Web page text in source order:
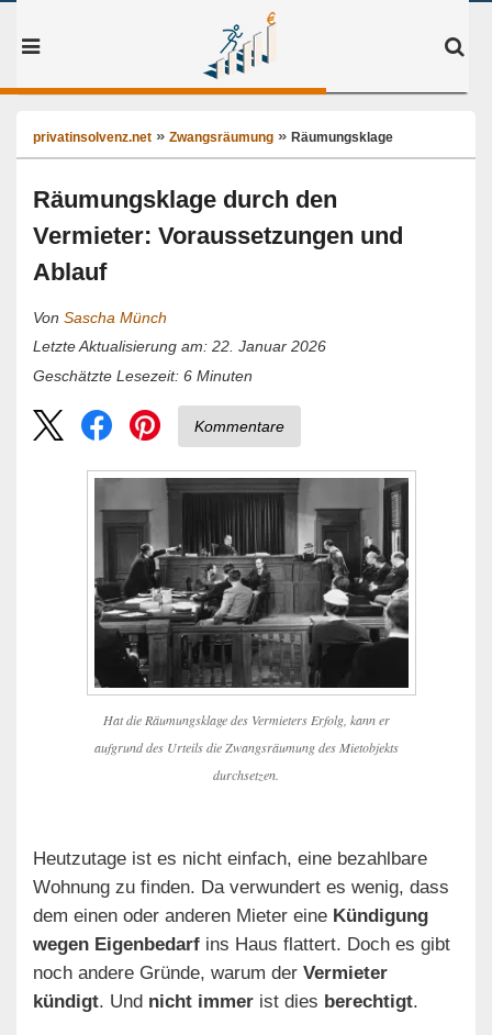
privatinsolvenz.net Zwangsräumung Räumungsklage
Räumungsklage durch den
Vermieter: Voraussetzungen und
Ablauf
Von Sascha Münch
Letzte Aktualisierung am: 22. Januar 2026
Geschätzte Lesezeit: 6 Minuten
Kommentare
Hat die Räumungsklage des Vermieters Erfolg, kann er
aufgrund des Urteils die Zwangsräumung des Mietobjekts
durchsetzen.
Heutzutage ist es nicht einfach, eine bezahlbare
Wohnung zu finden. Da verwundert es wenig, dass
dem einen oder anderen Mieter eine Kündigung
wegen Eigenbedarf ins Haus flattert. Doch es gibt
noch andere Gründe, warum der Vermieter
kündigt. Und nicht immer ist dies berechtigt.